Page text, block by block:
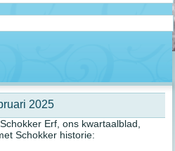
2025
Erf, ons kwartaalblad,
Schokker historie: